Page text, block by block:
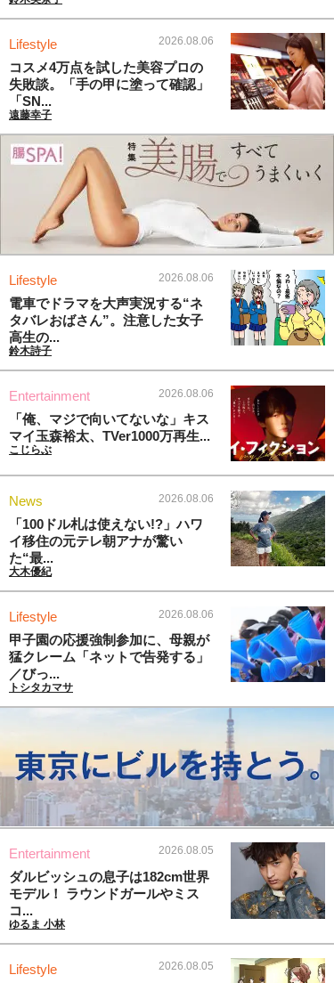
Lifestyle 2026.08.06
コスメ4万点を試した美容プロの
失敗談。「手の甲に塗って確認」
「SN...
遠藤幸子
Lifestyle 2026.08.06
電車でドラマを大声実況する“ネ
タバレおばさん”。注意した女子
高生の...
鈴木詩子
Entertainment 2026.08.06
「俺、マジで向いてないな」キス
マイ玉森裕太、TVer1000万再生...
こじらぶ
News 2026.08.06
「100ドル札は使えない!?」ハワ
イ移住の元テレ朝アナが驚い
た“最...
大木優紀
Lifestyle 2026.08.06
甲子園の応援強制参加に、母親が
猛クレーム「ネットで告発する」
／びっ...
トシタカマサ
Entertainment 2026.08.05
ダルビッシュの息子は182cm世界
モデル！ ラウンドガールやミス
コ...
ゆるま 小林
Lifestyle 2026.08.05